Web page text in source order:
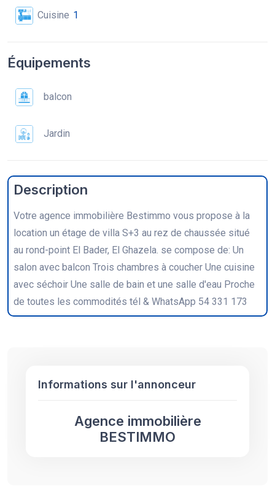
Cuisine 1
Équipements
balcon
Jardin
Description
Votre agence immobilière Bestimmo vous propose à la
location un étage de villa S+3 au rez de chaussée situé
au rond-point El Bader, El Ghazela. se compose de: Un
salon avec balcon Trois chambres à coucher Une cuisine
avec séchoir Une salle de bain et une salle d'eau Proche
de toutes les commodités tél & WhatsApp 54 331 173
Informations sur l'annonceur
Agence immobilière
BESTIMMO